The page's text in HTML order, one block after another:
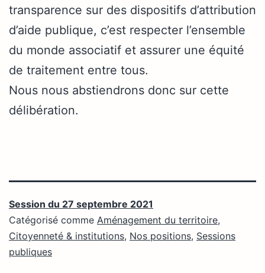
transparence sur des dispositifs d’attribution
d’aide publique, c’est respecter l’ensemble
du monde associatif et assurer une équité
de traitement entre tous.
Nous nous abstiendrons donc sur cette
délibération.
Session du 27 septembre 2021
Catégorisé comme Aménagement du territoire,
Citoyenneté & institutions, Nos positions, Sessions
publiques